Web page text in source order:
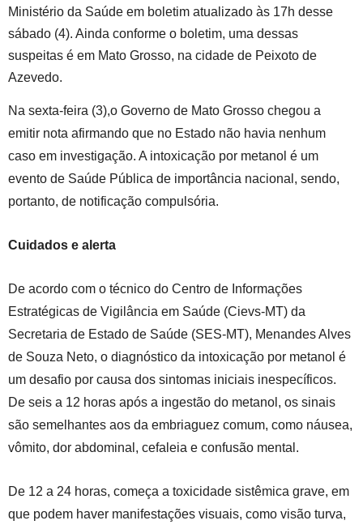
Ministério da Saúde em boletim atualizado às 17h desse
sábado (4). Ainda conforme o boletim, uma dessas
suspeitas é em Mato Grosso, na cidade de Peixoto de
Azevedo.
Na sexta-feira (3),o Governo de Mato Grosso chegou a
emitir nota afirmando que no Estado não havia nenhum
caso em investigação. A intoxicação por metanol é um
evento de Saúde Pública de importância nacional, sendo,
portanto, de notificação compulsória.
Cuidados e alerta
De acordo com o técnico do Centro de Informações
Estratégicas de Vigilância em Saúde (Cievs-MT) da
Secretaria de Estado de Saúde (SES-MT), Menandes Alves
de Souza Neto, o diagnóstico da intoxicação por metanol é
um desafio por causa dos sintomas iniciais inespecíficos.
De seis a 12 horas após a ingestão do metanol, os sinais
são semelhantes aos da embriaguez comum, como náusea,
vômito, dor abdominal, cefaleia e confusão mental.
De 12 a 24 horas, começa a toxicidade sistêmica grave, em
que podem haver manifestações visuais, como visão turva,